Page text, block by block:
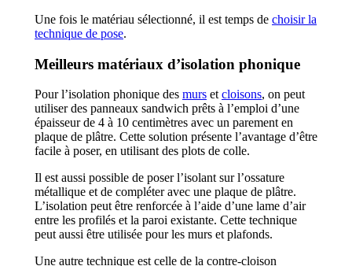
Une fois le matériau sélectionné, il est temps de choisir la
technique de pose.
Meilleurs matériaux d’isolation phonique
Pour l’isolation phonique des murs etcloisons, on peut
utiliser des panneaux sandwich prêts à l’emploi d’une
épaisseur de 4 à 10 centimètres avec un parement en
plaque de plâtre. Cette solution présente l’avantage d’être
facile à poser, en utilisant des plots de colle.
Il est aussi possible de poser l’isolant sur l’ossature
métallique et de compléter avec une plaque de plâtre.
L’isolation peut être renforcée à l’aide d’une lame d’air
entre les profilés et la paroi existante. Cette technique
peut aussi être utilisée pour les murs et plafonds.
Une autre technique est celle de la contre-cloison